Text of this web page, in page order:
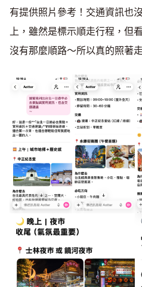
有提供照片參考！交通資訊也
上，雖然是標示順走行程，但
沒有那麼順路～所以真的照著